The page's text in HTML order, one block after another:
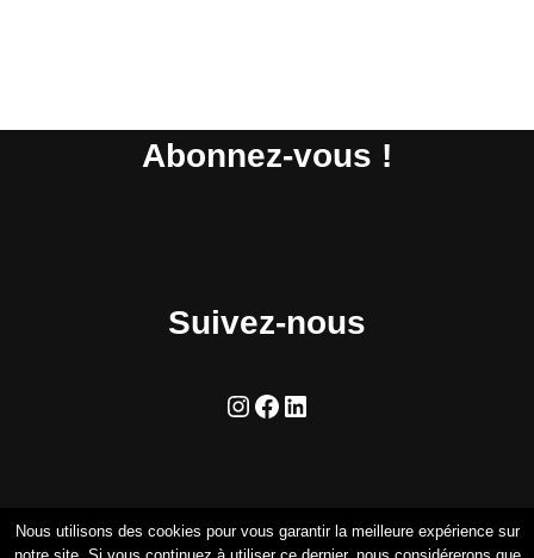
Abonnez-vous !
Suivez-nous
Nous utilisons des cookies pour vous garantir la meilleure expérience sur